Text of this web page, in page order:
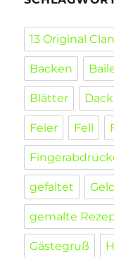
13 Original
Backen
Blätter
Feier Fell
gefaltet
gemalte
Gästegruß